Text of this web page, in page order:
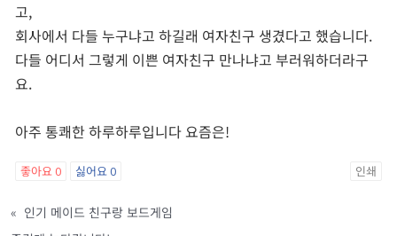
고,
회사에서 다들 누구냐고 하길래 여자친구 생겼다고 했습니다.
다들 어디서 그렇게 이쁜 여자친구 만나냐고 부러워하더라구
요.
아주 통쾌한 하루하루입니다 요즘은!
좋아요 0 싫어요0 인쇄
« 인기 메이드 친구랑 보드게임